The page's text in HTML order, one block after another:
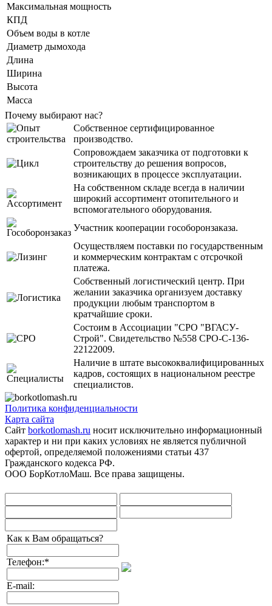
Максимальная мощность
КПД
Объем воды в котле
Диаметр дымохода
Длина
Ширина
Высота
Масса
Почему выбирают нас?
Собственное сертифицированное
производство.
Сопровождаем заказчика от подготовки к
строительству до решения вопросов,
возникающих в процессе эксплуатации.
На собственном складе всегда в наличии
широкий ассортимент отопительного и
вспомогательного оборудования.
Участник кооперации гособоронзаказа.
Осуществляем поставки по государственным
и коммерческим контрактам с отсрочкой
платежа.
Собственный логистический центр. При
желании заказчика организуем доставку
продукции любым транспортом в
кратчайшие сроки.
Состоим в Ассоциации "СРО "ВГАСУ-
Строй". Свидетельство №558 СРО-С-136-
22122009.
Наличие в штате высококвалифицированных
кадров, состоящих в национальном реестре
специалистов.
Политика конфиденциальности
Карта сайта
Сайт borkotlomash.ru носит исключительно информационный
характер и ни при каких условиях не является публичной
офертой, определяемой положениями статьи 437
Гражданского кодекса РФ.
ООО БорКотлоМаш. Все права защищены.
Как к Вам обращаться?
Телефон:*
E-mail: